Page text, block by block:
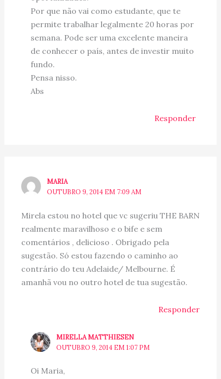
Por que não vai como estudante, que te
permite trabalhar legalmente 20 horas por
semana. Pode ser uma excelente maneira
de conhecer o país, antes de investir muito
fundo.
Pensa nisso.
Abs
Responder
MARIA
OUTUBRO 9, 2014 EM 7:09 AM
Mirela estou no hotel que vc sugeriu THE BARN
realmente maravilhoso e o bife e sem
comentários , delicioso . Obrigado pela
sugestão. Só estou fazendo o caminho ao
contrário do teu Adelaide/ Melbourne. É
amanhã vou no outro hotel de tua sugestão.
Responder
MIRELLA MATTHIESEN
OUTUBRO 9, 2014 EM 1:07 PM
Oi Maria,